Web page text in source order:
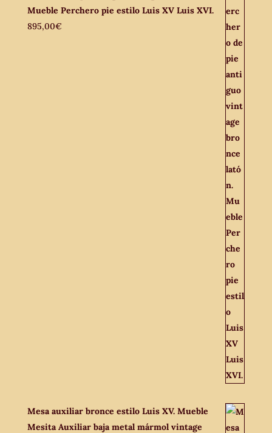
Mueble Perchero pie estilo Luis XV Luis XVI.
895,00€
Mesa auxiliar bronce estilo Luis XV. Mueble
Mesita Auxiliar baja metal mármol vintage